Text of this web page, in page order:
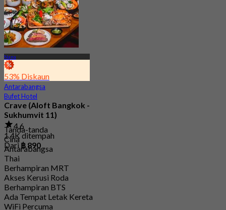
Nana
53% Diskaun
Antarabangsa
Bufet Hotel
Crave (Aloft Bangkok -
Sukhumvit 11)
4.6
1.4K ditempah
Dari ฿ 890
Tanda-tanda
Cina
Antarabangsa
Thai
Berhampiran MRT
Akses Kerusi Roda
Berhampiran BTS
Ada Tempat Letak Kereta
WiFi Percuma